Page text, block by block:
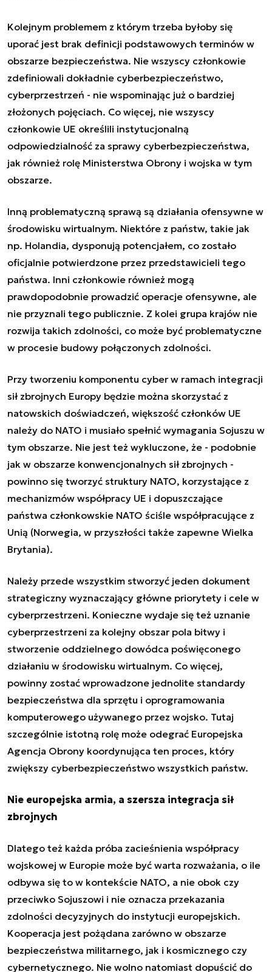
Kolejnym problemem z którym trzeba byłoby się
uporać jest brak definicji podstawowych terminów w
obszarze bezpieczeństwa. Nie wszyscy członkowie
zdefiniowali dokładnie cyberbezpieczeństwo,
cyberprzestrzeń - nie wspominając już o bardziej
złożonych pojęciach. Co więcej, nie wszyscy
członkowie UE określili instytucjonalną
odpowiedzialność za sprawy cyberbezpieczeństwa,
jak również rolę Ministerstwa Obrony i wojska w tym
obszarze.
Inną problematyczną sprawą są działania ofensywne w
środowisku wirtualnym. Niektóre z państw, takie jak
np. Holandia, dysponują potencjałem, co zostało
oficjalnie potwierdzone przez przedstawicieli tego
państwa. Inni członkowie również mogą
prawdopodobnie prowadzić operacje ofensywne, ale
nie przyznali tego publicznie. Z kolei grupa krajów nie
rozwija takich zdolności, co może być problematyczne
w procesie budowy połączonych zdolności.
Przy tworzeniu komponentu cyber w ramach integracji
sił zbrojnych Europy będzie można skorzystać z
natowskich doświadczeń, większość członków UE
należy do NATO i musiało spełnić wymagania Sojuszu w
tym obszarze. Nie jest też wykluczone, że - podobnie
jak w obszarze konwencjonalnych sił zbrojnych -
powinno się tworzyć struktury NATO, korzystające z
mechanizmów współpracy UE i dopuszczające
państwa członkowskie NATO ściśle współpracujące z
Unią (Norwegia, w przyszłości także zapewne Wielka
Brytania).
Należy przede wszystkim stworzyć jeden dokument
strategiczny wyznaczający główne priorytety i cele w
cyberprzestrzeni. Konieczne wydaje się też uznanie
cyberprzestrzeni za kolejny obszar pola bitwy i
stworzenie oddzielnego dowódca poświęconego
działaniu w środowisku wirtualnym. Co więcej,
powinny zostać wprowadzone jednolite standardy
bezpieczeństwa dla sprzętu i oprogramowania
komputerowego używanego przez wojsko. Tutaj
szczególnie istotną rolę może odegrać Europejska
Agencja Obrony koordynująca ten proces, który
zwiększy cyberbezpieczeństwo wszystkich państw.
Nie europejska armia, a szersza integracja sił
zbrojnych
Dlatego też każda próba zacieśnienia współpracy
wojskowej w Europie może być warta rozważania, o ile
odbywa się to w kontekście NATO, a nie obok czy
przeciwko Sojuszowi i nie oznacza przekazania
zdolności decyzyjnych do instytucji europejskich.
Kooperacja jest pożądana zarówno w obszarze
bezpieczeństwa militarnego, jak i kosmicznego czy
cybernetycznego. Nie wolno natomiast dopuścić do